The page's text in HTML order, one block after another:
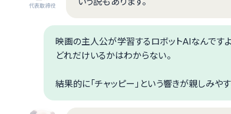
代表取締役
映画の主人公が学習するロボットAIなんです
どれだけいるかはわからない。
結果的に「チャッピー」という響きが親しみや